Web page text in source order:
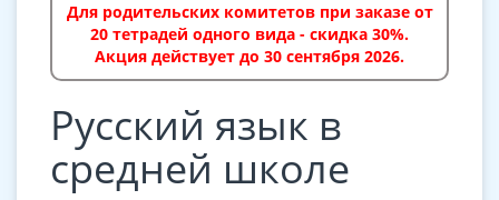
Для родительских комитетов при заказе от
20 тетрадей одного вида - скидка 30%.
Акция действует до 30 сентября 2026.
Русский язык в
средней школе